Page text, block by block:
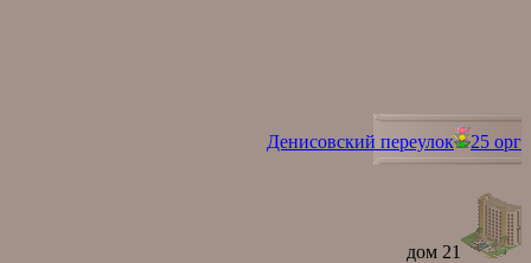
Денисовский переулок 25 орг
дом 21